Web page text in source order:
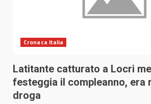
Cronaca Italia
Latitante catturato a Locri
festeggia il compleanno, era
droga